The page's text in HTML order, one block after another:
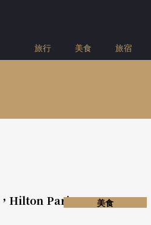
旅行 美食 旅宿
，Hilton Paris Opera
美食